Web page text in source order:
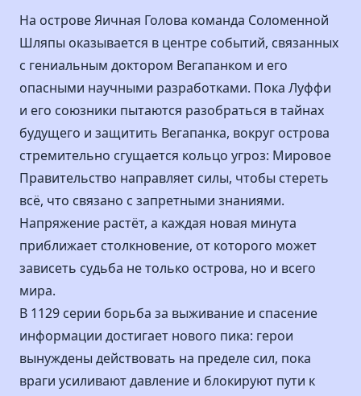
На острове Яичная Голова команда Соломенной
Шляпы оказывается в центре событий, связанных
с гениальным доктором Вегапанком и его
опасными научными разработками. Пока Луффи
и его союзники пытаются разобраться в тайнах
будущего и защитить Вегапанка, вокруг острова
стремительно сгущается кольцо угроз: Мировое
Правительство направляет силы, чтобы стереть
всё, что связано с запретными знаниями.
Напряжение растёт, а каждая новая минута
приближает столкновение, от которого может
зависеть судьба не только острова, но и всего
мира.
В 1129 серии борьба за выживание и спасение
информации достигает нового пика: герои
вынуждены действовать на пределе сил, пока
враги усиливают давление и блокируют пути к